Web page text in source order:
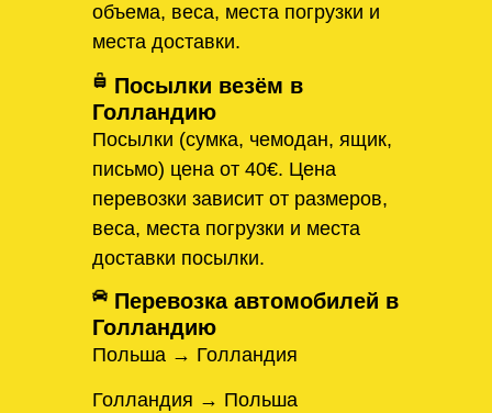
объема, веса, места погрузки и
места доставки.
Посылки везём в
Голландию
Посылки (сумка, чемодан, ящик,
письмо) цена от 40€. Цена
перевозки зависит от размеров,
веса, места погрузки и места
доставки посылки.
Перевозка автомобилей в
Голландию
Польша → Голландия
Голландия → Польша